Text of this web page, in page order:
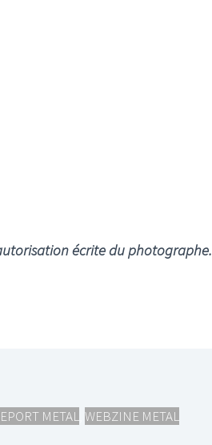
écrite du photographe.
METAL WEBZINE METAL